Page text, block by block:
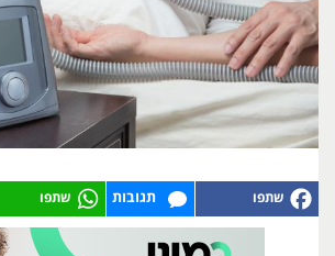
תגובות